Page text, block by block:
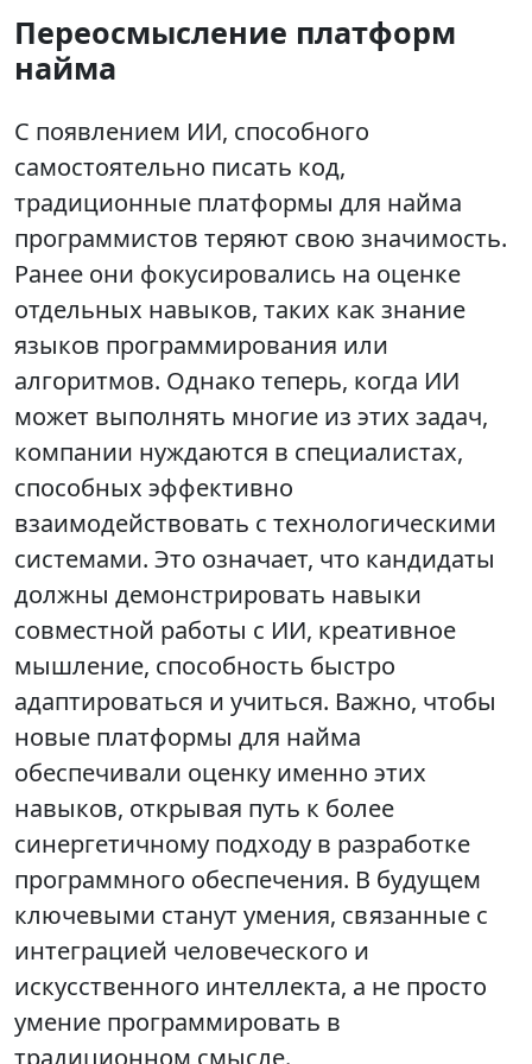
Переосмысление платформ
найма
С появлением ИИ, способного
самостоятельно писать код,
традиционные платформы для найма
программистов теряют свою значимость.
Ранее они фокусировались на оценке
отдельных навыков, таких как знание
языков программирования или
алгоритмов. Однако теперь, когда ИИ
может выполнять многие из этих задач,
компании нуждаются в специалистах,
способных эффективно
взаимодействовать с технологическими
системами. Это означает, что кандидаты
должны демонстрировать навыки
совместной работы с ИИ, креативное
мышление, способность быстро
адаптироваться и учиться. Важно, чтобы
новые платформы для найма
обеспечивали оценку именно этих
навыков, открывая путь к более
синергетичному подходу в разработке
программного обеспечения. В будущем
ключевыми станут умения, связанные с
интеграцией человеческого и
искусственного интеллекта, а не просто
умение программировать в